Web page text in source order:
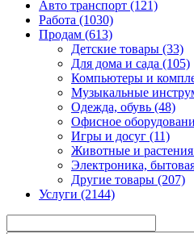
Авто транспорт (121)
Работа (1030)
Продам (613)
Детские товары (33)
Для дома и сада (105)
Компьютеры и
Музыкальные
Одежда, обувь (48)
Офисное
Игры и досуг (11)
Животные и
Электроника,
Другие товары (207)
Услуги (2144)